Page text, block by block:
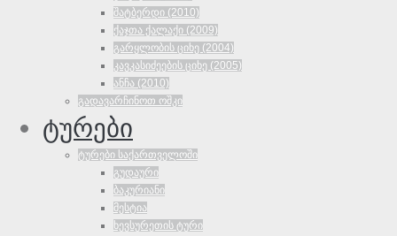
შატბერდი (2010)
ქაჯთა ქალაქი (2009)
გარყლობის ციხე (2004)
კავკასიძეების ციხე (2005)
ანჩა (2010)
გადავარჩინოთ ოშკი
ტურები
ტურები საქართველოში
გუდაური
ბაკურიანი
მესტია
ხევსურეთის ტური